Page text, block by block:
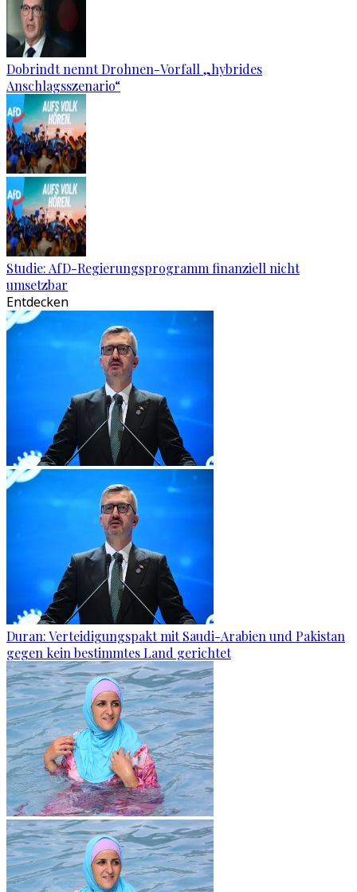
Dobrindt nennt Drohnen-Vorfall „hybrides
Anschlagsszenario“
Studie: AfD-Regierungsprogramm finanziell nicht
umsetzbar
Entdecken
Duran: Verteidigungspakt mit Saudi-Arabien und Pakistan
gegen kein bestimmtes Land gerichtet